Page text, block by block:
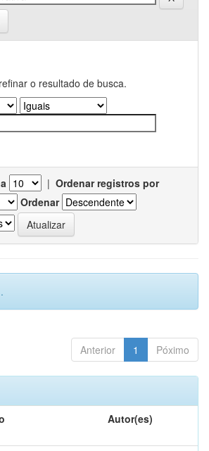
o resultado de busca.
| Ordenar registros por
Ordenar
Anterior 1 Póximo
Autor(es)